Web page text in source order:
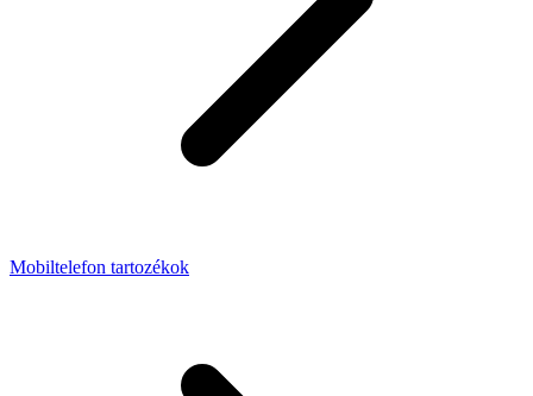
Mobiltelefon tartozékok